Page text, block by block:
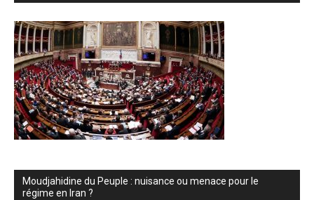
Moudjahidine du Peuple : nuisance ou menace pour le
régime en Iran ?